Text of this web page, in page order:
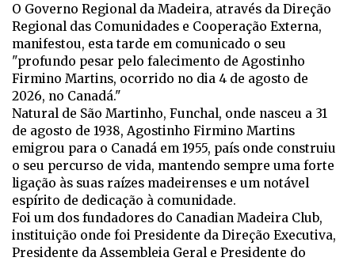
O Governo Regional da Madeira, através da Direção
Regional das Comunidades e Cooperação Externa,
manifestou, esta tarde em comunicado o seu
"profundo pesar pelo falecimento de Agostinho
Firmino Martins, ocorrido no dia 4 de agosto de
2026, no Canadá."
Natural de São Martinho, Funchal, onde nasceu a 31
de agosto de 1938, Agostinho Firmino Martins
emigrou para o Canadá em 1955, país onde construiu
o seu percurso de vida, mantendo sempre uma forte
ligação às suas raízes madeirenses e um notável
espírito de dedicação à comunidade.
Foi um dos fundadores do Canadian Madeira Club,
instituição onde foi Presidente da Direção Executiva,
Presidente da Assembleia Geral e Presidente do